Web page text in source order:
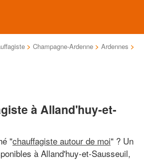
> Champagne-Ardenne > Ardennes >
à Alland'huy-et-
"chauffagiste autour de moi" ? Un
à Alland'huy-et-Sausseuil,